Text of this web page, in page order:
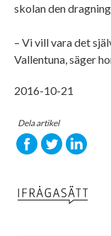
skolan den
– Vi vill vara det
Vallentuna, säger
2016-10-21
Dela artikel